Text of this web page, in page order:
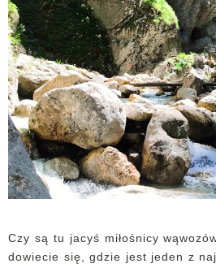
Czy są tu jacyś miłośnicy
dowiecie się, gdzie jest jeden z